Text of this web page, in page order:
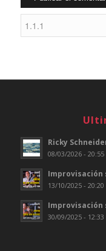
Ricky
08/03/2026 - 20:55
Improvisación
13/10/2025 - 20:20
Improvisación
30/09/2025 - 12:33